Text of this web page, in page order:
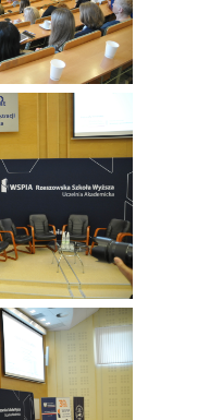
Ci korzystanie z
tych plików, to
zapisanie w pamięci
zarządzać plikami
ustawienia przeglądarki.
w naszej
w 2016 roku
ochrony danych